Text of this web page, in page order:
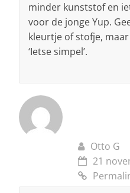
minder kunststof en
voor de jonge Yup.
kleurtje of stofje, maar
‘Ietse simpel’.
Otto G
21